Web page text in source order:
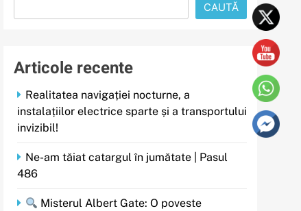
CAUTĂ
Articole recente
Realitatea navigației nocturne, a
instalațiilor electrice sparte și a transportului
invizibil!
Ne-am tăiat catargul în jumătate | Pasul
486
Misterul Albert Gate: O poveste